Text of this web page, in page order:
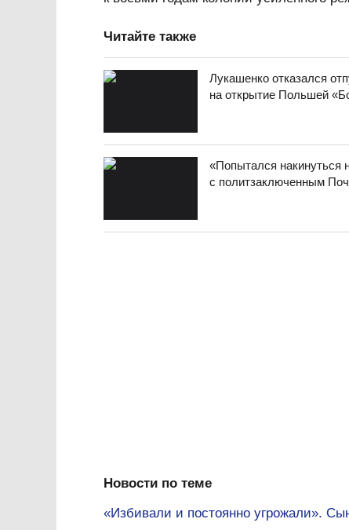
Читайте также
Лукашенко отказался
на открытие Польшей
«Попытался накинуться
с политзаключенным
Новости по теме
«Избивали и постоянно угрожали».